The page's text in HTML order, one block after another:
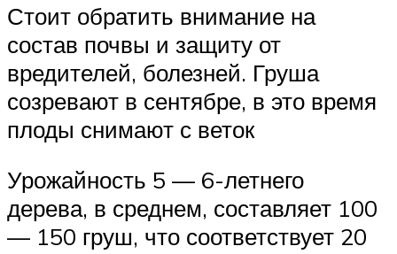
Стоит обратить внимание на
состав почвы и защиту от
вредителей, болезней. Груша
созревают в сентябре, в это время
плоды снимают с веток
Урожайность 5 — 6-летнего
дерева, в среднем, составляет 100
— 150 груш, что соответствует 20